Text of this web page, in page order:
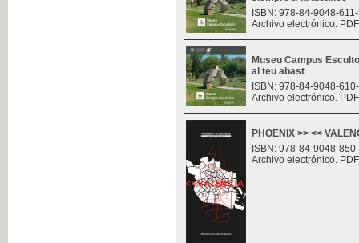
ISBN: 978-84-9048-
Archivo electrónico.
Museu Campus
al teu abast
ISBN: 978-84-9048-
Archivo electrónico.
PHOENIX >> <<
ISBN: 978-84-9048-
Archivo electrónico.